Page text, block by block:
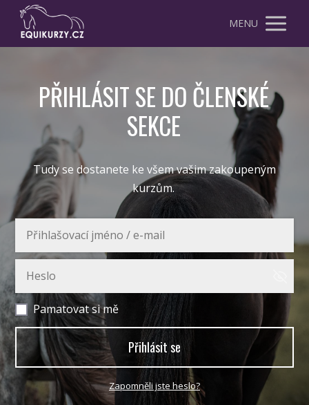
MENU
PŘIHLÁSIT SE DO ČLENSKÉ
SEKCE
Tudy se dostanete ke všem vašim zakoupeným
kurzům.
Pamatovat si mě
Přihlásit se
Zapomněli jste heslo?